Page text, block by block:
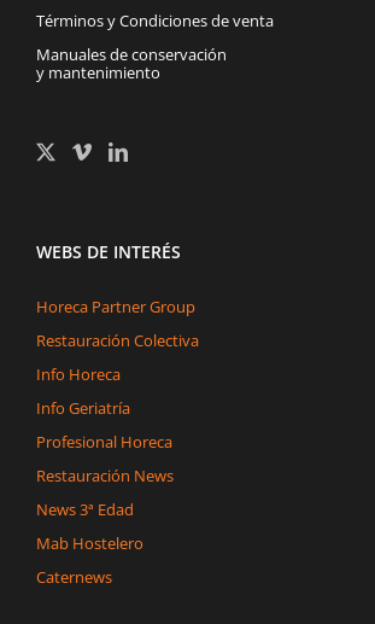
Términos y Condiciones de venta
Manuales de conservación
y mantenimiento
WEBS DE INTERÉS
Horeca Partner Group
Restauración Colectiva
Info Horeca
Info Geriatría
Profesional Horeca
Restauración News
News 3ª Edad
Mab Hostelero
Caternews